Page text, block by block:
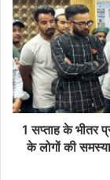
1 सप्ताह के भीतर
के लोगों की